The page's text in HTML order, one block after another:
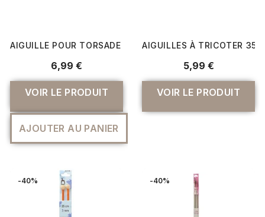
AIGUILLE POUR TORSADE YOGA N°7 - PRYM
6,99 €
VOIR LE PRODUIT
AJOUTER AU PANIER
AIGUILLES À TRICOTER 35
5,99 €
VOIR LE PRODUIT
-40% -40%